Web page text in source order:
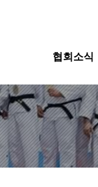
협회소식